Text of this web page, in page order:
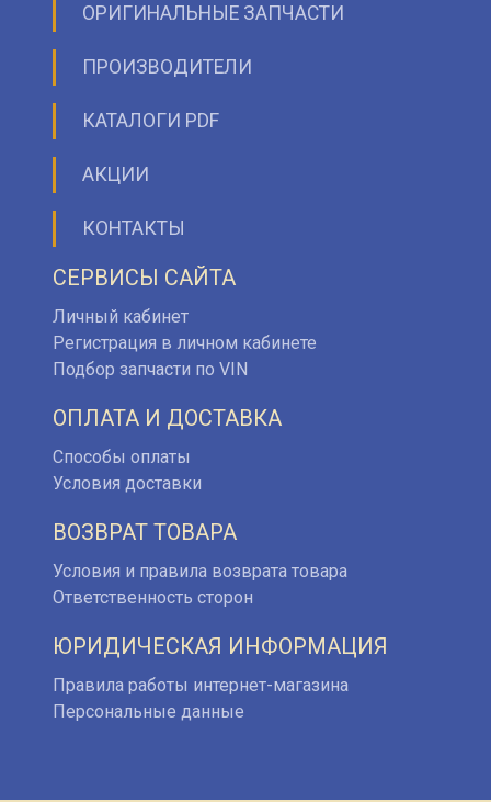
ОРИГИНАЛЬНЫЕ ЗАПЧАСТИ
ПРОИЗВОДИТЕЛИ
КАТАЛОГИ PDF
АКЦИИ
КОНТАКТЫ
СЕРВИСЫ САЙТА
Личный кабинет
Регистрация в личном кабинете
Подбор запчасти по VIN
ОПЛАТА И ДОСТАВКА
Способы оплаты
Условия доставки
ВОЗВРАТ ТОВАРА
Условия и правила возврата товара
Ответственность сторон
ЮРИДИЧЕСКАЯ ИНФОРМАЦИЯ
Правила работы интернет-магазина
Персональные данные